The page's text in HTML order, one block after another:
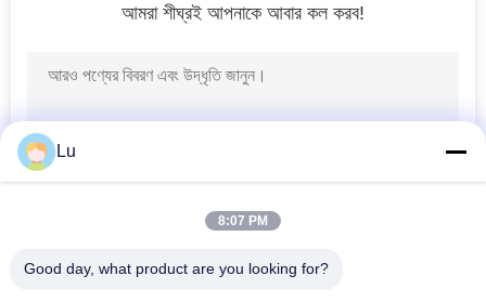
কার্পেট লেসার কাটন মেশিন
আমরা শীঘ্রই আপনাকে আবার কল করব!
Lu
8:07 PM
Good day, what product are you looking for?